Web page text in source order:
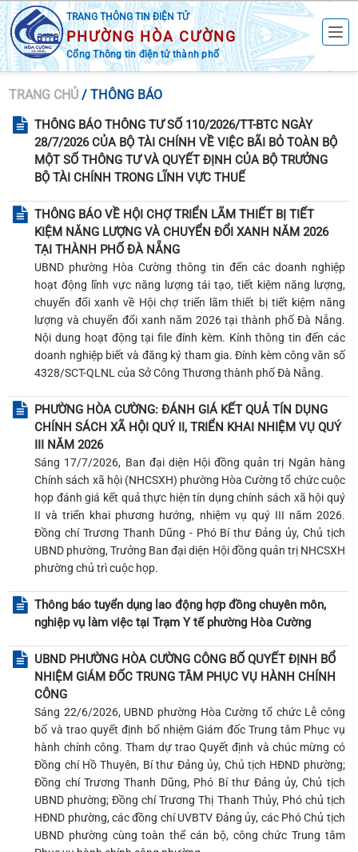
TRANG THÔNG TIN ĐIỆN TỬ
PHƯỜNG HÒA CƯỜNG
Cổng Thông tin điện tử thành phố
TRANG CHỦ / THÔNG BÁO
THÔNG BÁO THÔNG TƯ SỐ 110/2026/TT-BTC NGÀY
28/7/2026 CỦA BỘ TÀI CHÍNH VỀ VIỆC BÃI BỎ TOÀN BỘ
MỘT SỐ THÔNG TƯ VÀ QUYẾT ĐỊNH CỦA BỘ TRƯỞNG
BỘ TÀI CHÍNH TRONG LĨNH VỰC THUẾ
THÔNG BÁO VỀ HỘI CHỢ TRIỂN LÃM THIẾT BỊ TIẾT
KIỆM NĂNG LƯỢNG VÀ CHUYỂN ĐỔI XANH NĂM 2026
TẠI THÀNH PHỐ ĐÀ NẴNG
UBND phường Hòa Cường thông tin đến các doanh nghiệp
hoạt động lĩnh vực năng lượng tái tạo, tiết kiệm năng lượng,
chuyển đổi xanh về Hội chợ triển lãm thiết bị tiết kiệm năng
lượng và chuyển đổi xanh năm 2026 tại thành phố Đà Nẵng.
Nội dung hoạt động tại file đính kèm. Kính thông tin đến các
doanh nghiệp biết và đăng ký tham gia. Đính kèm công văn số
4328/SCT-QLNL của Sở Công Thương thành phố Đà Nẵng.
PHƯỜNG HÒA CƯỜNG: ĐÁNH GIÁ KẾT QUẢ TÍN DỤNG
CHÍNH SÁCH XÃ HỘI QUÝ II, TRIỂN KHAI NHIỆM VỤ QUÝ
III NĂM 2026
Sáng 17/7/2026, Ban đại diện Hội đồng quản trị Ngân hàng
Chính sách xã hội (NHCSXH) phường Hòa Cường tổ chức cuộc
họp đánh giá kết quả thực hiện tín dụng chính sách xã hội quý
II và triển khai phương hướng, nhiệm vụ quý III năm 2026.
Đồng chí Trương Thanh Dũng - Phó Bí thư Đảng ủy, Chủ tịch
UBND phường, Trưởng Ban đại diện Hội đồng quản trị NHCSXH
phường chủ trì cuộc họp.
Thông báo tuyển dụng lao động hợp đồng chuyên môn,
nghiệp vụ làm việc tại Trạm Y tế phường Hòa Cường
UBND PHƯỜNG HÒA CƯỜNG CÔNG BỐ QUYẾT ĐỊNH BỔ
NHIỆM GIÁM ĐỐC TRUNG TÂM PHỤC VỤ HÀNH CHÍNH
CÔNG
Sáng 22/6/2026, UBND phường Hòa Cường tổ chức Lễ công
bố và trao quyết định bổ nhiệm Giám đốc Trung tâm Phục vụ
hành chính công. Tham dự trao Quyết định và chúc mừng có
Đồng chí Hồ Thuyên, Bí thư Đảng ủy, Chủ tịch HĐND phường;
Đồng chí Trương Thanh Dũng, Phó Bí thư Đảng ủy, Chủ tịch
UBND phường; Đồng chí Trương Thị Thanh Thủy, Phó chủ tịch
HĐND phường, các đồng chí UVBTV Đảng ủy, các Phó Chủ tịch
UBND phường cùng toàn thể cán bộ, công chức Trung tâm